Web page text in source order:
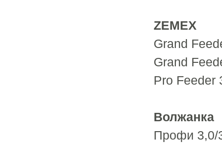
ZEMEX
Grand
Grand
Pro Feeder
Волжанка
Профи 3,0/